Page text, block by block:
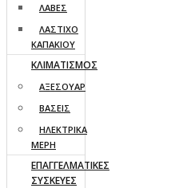
ΛΑΒΕΣ
ΛΑΣΤΙΧΟ
ΚΑΠΑΚΙΟΥ
ΚΛΙΜΑΤΙΣΜΟΣ
ΑΞΕΣΟΥΑΡ
ΒΑΣΕΙΣ
ΗΛΕΚΤΡΙΚΑ
ΜΕΡΗ
ΕΠΑΓΓΕΛΜΑΤΙΚΕΣ
ΣΥΣΚΕΥΕΣ